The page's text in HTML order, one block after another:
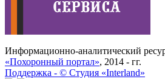
Информационно-аналитический
«Похоронный портал», 2014 - гг.
Поддержка - © Cтудия «Interland»